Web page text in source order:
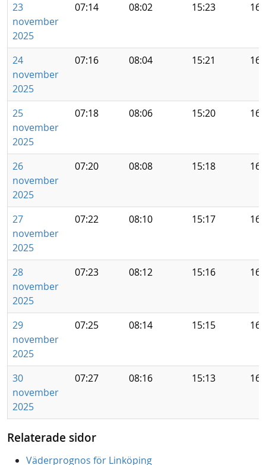
23
november
2025
07:14 08:02 15:23
24
november
2025
07:16 08:04 15:21
25
november
2025
07:18 08:06 15:20
26
november
2025
07:20 08:08 15:18
27
november
2025
07:22 08:10 15:17
28
november
2025
07:23 08:12 15:16
29
november
2025
07:25 08:14 15:15
30
november
2025
07:27 08:16 15:13
Relaterade sidor
Väderprognos för Linköping